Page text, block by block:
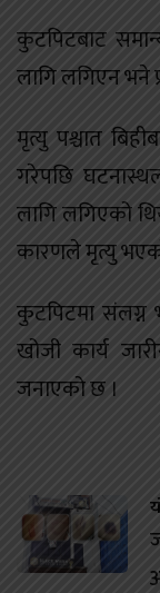
कुटपिटबाट
लागि लगिएन भने
मृत्यु पश्चात
गरेपछि
लागि लगिएको
कारणले मृत्यु
कुटपिटमा
खोजी कार्य
जनाएको छ ।